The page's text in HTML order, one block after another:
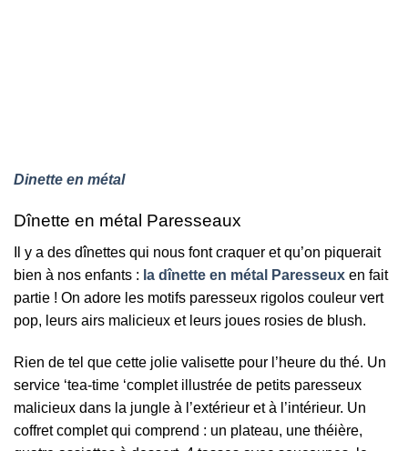
Dinette en métal
Dînette en métal Paresseaux
Il y a des dînettes qui nous font craquer et qu’on piquerait
bien à nos enfants : la dînette en métal Paresseux en fait
partie ! On adore les motifs paresseux rigolos couleur vert
pop, leurs airs malicieux et leurs joues rosies de blush.
Rien de tel que cette jolie valisette pour l’heure du thé. Un
service ‘tea-time ‘complet illustrée de petits paresseux
malicieux dans la jungle à l’extérieur et à l’intérieur. Un
coffret complet qui comprend : un plateau, une théière,